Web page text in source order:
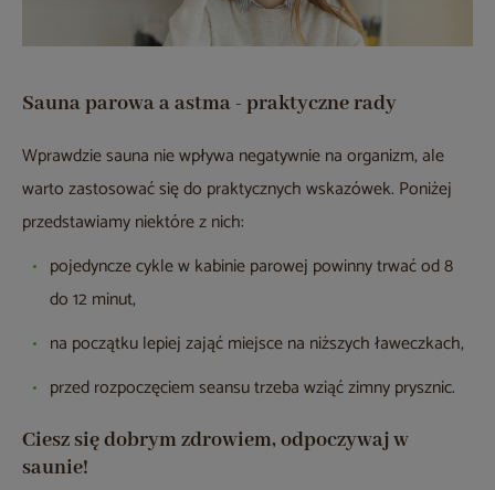
Sauna parowa a astma - praktyczne rady
Wprawdzie sauna nie wpływa negatywnie na organizm, ale
warto zastosować się do praktycznych wskazówek. Poniżej
przedstawiamy niektóre z nich:
pojedyncze cykle w kabinie parowej powinny trwać od 8
do 12 minut,
na początku lepiej zająć miejsce na niższych ławeczkach,
przed rozpoczęciem seansu trzeba wziąć zimny prysznic.
Ciesz się dobrym zdrowiem, odpoczywaj w
saunie!